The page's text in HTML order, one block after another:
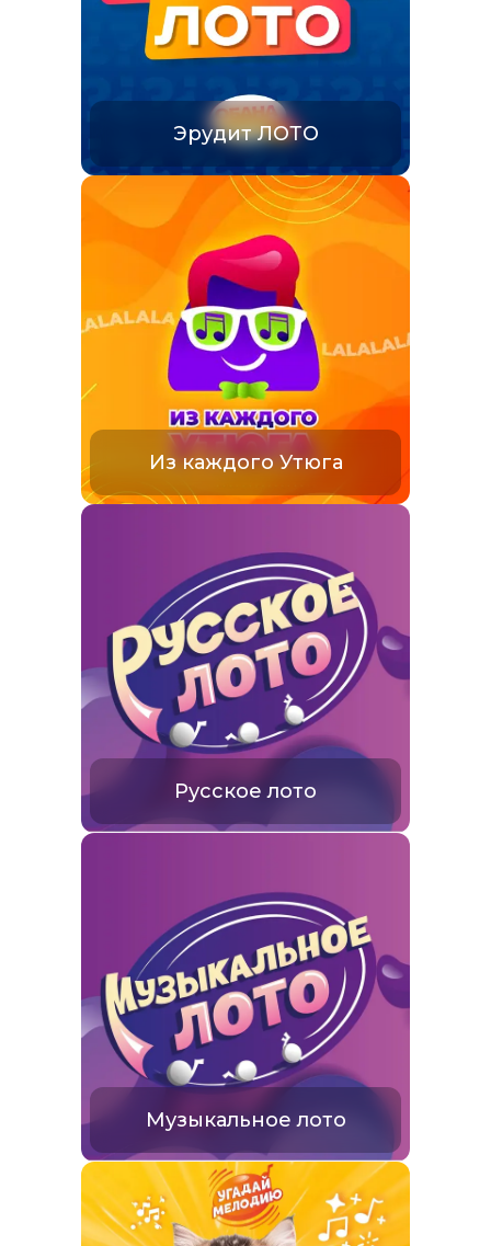
Эрудит ЛОТО
Из каждого Утюга
Русское лото
Музыкальное лото